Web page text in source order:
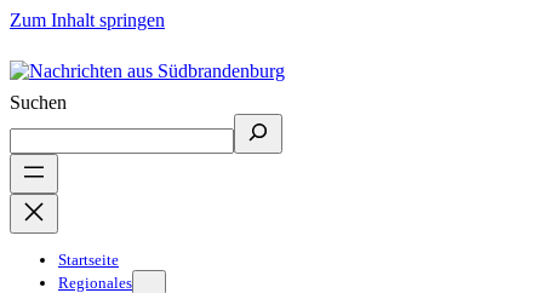
Zum Inhalt springen
Suchen
Startseite
Regionales